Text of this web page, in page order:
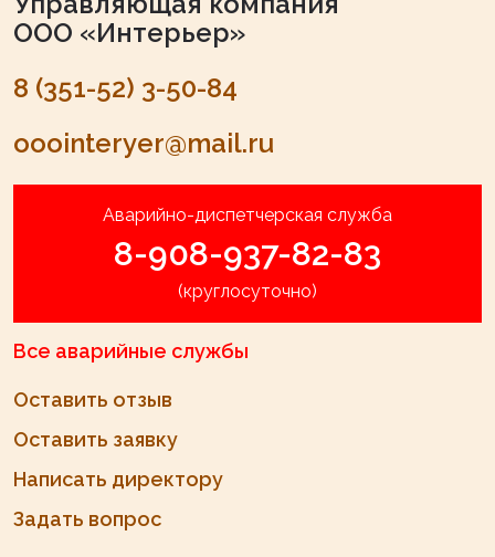
ООО «Интерьер»
8 (351-52) 3-50-84
ooointeryer@mail.ru
Аварийно-диспетчерская служба
8-908-937-82-83
(круглосуточно)
Все аварийные службы
Оставить отзыв
Оставить заявку
Написать директору
Задать вопрос